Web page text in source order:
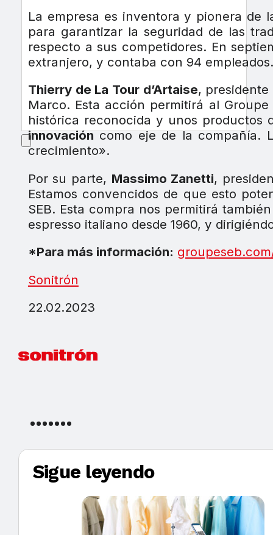
La empresa es inventora y pionera de
para garantizar la seguridad de las
respecto a sus competidores. En
extranjero, y contaba con 94 empleados.
Thierry de La Tour d’Artaise,
Marco. Esta acción permitirá al
histórica reconocida y unos productos
innovacióncomo eje de la compañía.
crecimiento».
Por su parte, Massimo Zanetti,
Estamos convencidos de que esto
SEB. Esta compra nos permitirá
espresso italiano desde 1960, y
*Para más información:
Sonitrón
22.02.2023
Sigue leyendo